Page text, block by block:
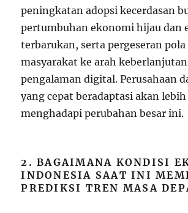
peningkatan adopsi kecerdasan
pertumbuhan ekonomi hijau dan
terbarukan, serta pergeseran
masyarakat ke arah
pengalaman digital. Perusahaan
yang cepat beradaptasi akan lebih
menghadapi perubahan besar ini.
2. BAGAIMANA KONDISI
INDONESIA SAAT INI
PREDIKSI TREN MASA